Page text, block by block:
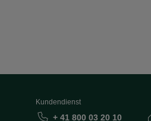
Kundendienst
+ 41 800 03 20 10